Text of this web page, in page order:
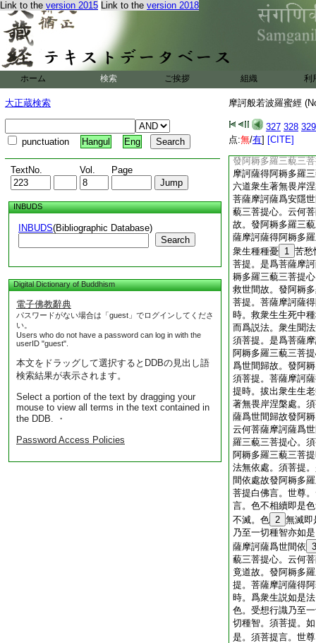
Link to the version 2015 Link to the version 2018
ホーム 検索 ご挨拶 組織 利
大正蔵検索
punctuation Hangul Eng
TextNo. Vol. Page
INBUDS
INBUDS(Bibliographic Database)
Search
Digital Dictionary of Buddhism
電子佛教辭典
パスワードがない場合は「guest」でログインしてくださ
い。
Users who do not have a password can log in with the
userID "guest".
本文をドラッグして選択するとDDBの見出し語
検索結果が表示されます。
Select a portion of the text by dragging your
mouse to view all terms in the text contained in
the DDB. ・
Password Access Policies
摩訶般若波羅蜜經
327 328 329
点:無/有] [CITE]
諸法性空故。須菩
摩訶薩能爲難事。
耨多羅三藐三菩提
菩提。佛言。如是
菩提。諸菩薩摩訶
世間故。爲世間歸
間洲故爲世間 14
爲世間趣故。發阿
須菩提。云何菩薩
發阿耨多羅三藐三
摩訶薩得阿耨多羅
六道衆生著無畏岸
菩薩摩訶薩爲安隱
藐三菩提心。云何
故。發阿耨多羅三
薩摩訶薩得阿耨多
衆生種種憂 1 苦愁
菩提。是爲菩薩摩
耨多羅三藐三菩提
救世間故。發阿耨
菩提。菩薩摩訶薩
時。救衆生生死中
而爲説法。衆生聞
須菩提。是爲菩薩
阿耨多羅三藐三菩
爲世間歸故。發阿
須菩提。菩薩摩訶
提時。拔出衆生生
著無畏岸涅槃處。
薩爲世間歸故發阿
云何菩薩摩訶薩爲
羅三藐三菩提心。
阿耨多羅三藐三菩
法無依處。須菩提
間依處故發阿耨多
菩提白佛言。世尊
言。色不相續即是
不滅。色 2 無滅即
乃至一切種智亦如
薩摩訶薩爲世間依 3
藐三菩提心。云何
竟道故。發阿耨多
提。菩薩摩訶薩得
時。爲衆生説如是
色。受想行識乃至
切種智。須菩提。
是。須菩提言。世